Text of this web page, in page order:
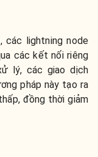
các lightning node
các kết nối riêng
lý, các giao dịch
pháp này tạo ra
đồng thời giảm